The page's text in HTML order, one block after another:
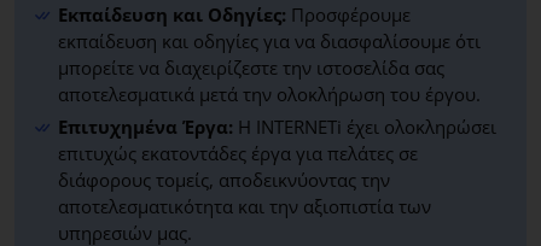
Εκπαίδευση και Οδηγίες: Προσφέρουμε
εκπαίδευση και οδηγίες για να διασφαλίσουμε ότι
μπορείτε να διαχειρίζεστε την ιστοσελίδα σας
αποτελεσματικά μετά την ολοκλήρωση του έργου.
Επιτυχημένα Έργα: Η INTERNETi έχει ολοκληρώσει
επιτυχώς εκατοντάδες έργα για πελάτες σε
διάφορους τομείς, αποδεικνύοντας την
αποτελεσματικότητα και την αξιοπιστία των
υπηρεσιών μας.